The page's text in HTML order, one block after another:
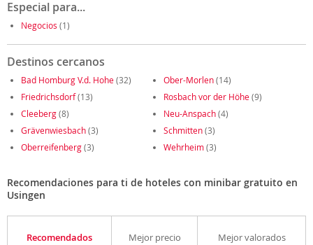
Especial para...
Negocios (1)
Destinos cercanos
Bad Homburg V.d. Hohe(32) Ober-Morlen(14)
Friedrichsdorf(13) Rosbach vor der Höhe(9)
Cleeberg(8) Neu-Anspach(4)
Grävenwiesbach(3) Schmitten(3)
Oberreifenberg(3) Wehrheim(3)
Recomendaciones para ti de hoteles con minibar gratuito en
Usingen
Recomendados Mejor precio Mejor valorados